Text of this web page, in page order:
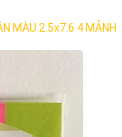
MÀU 2.5x7.6 4 MẢNH